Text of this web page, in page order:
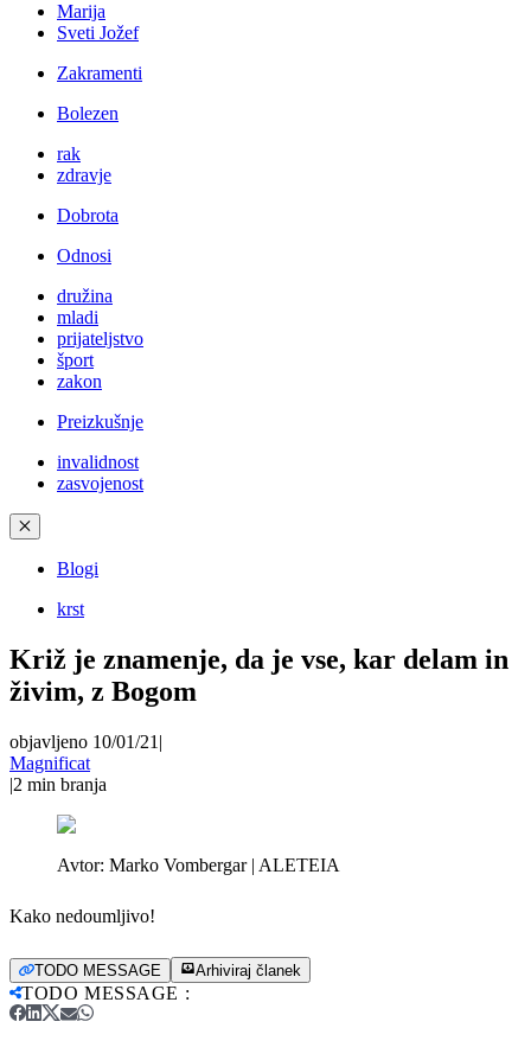
Marija
Sveti Jožef
Zakramenti
Bolezen
rak
zdravje
Dobrota
Odnosi
družina
mladi
prijateljstvo
šport
zakon
Preizkušnje
invalidnost
zasvojenost
✕
Blogi
krst
Križ je znamenje, da je vse, kar delam in
živim, z Bogom
objavljeno 10/01/21 |
Magnificat
|2 min branja
Avtor: Marko Vombergar | ALETEIA
Kako nedoumljivo!
TODO MESSAGE Arhiviraj članek
TODO MESSAGE :